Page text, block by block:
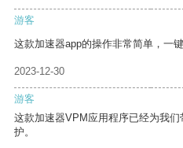
游客
这款加速器app的操作非常简单，一
2023-12-30
游客
这款加速器VPM应用程序已经为我
护。